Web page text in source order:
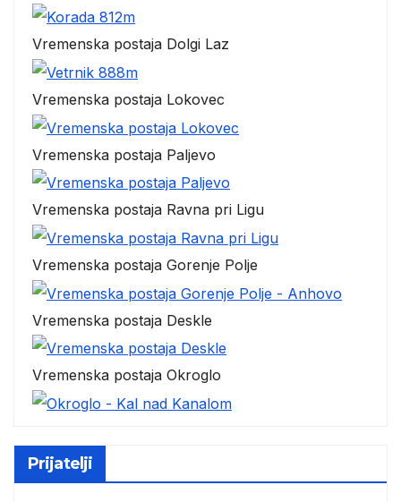
Vremenska postaja Dolgi Laz
Vremenska postaja Lokovec
Vremenska postaja Paljevo
Vremenska postaja Ravna pri Ligu
Vremenska postaja Gorenje Polje
Vremenska postaja Deskle
Vremenska postaja Okroglo
Prijatelji